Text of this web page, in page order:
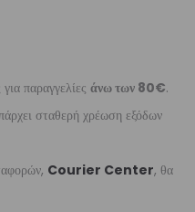
παραγγελίες άνω των 80€.
σταθερή χρέωση εξόδων
Courier Center, θα